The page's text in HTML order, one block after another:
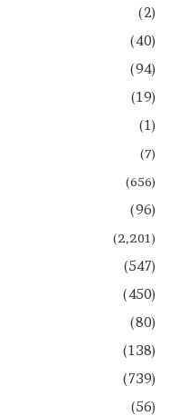
(2)
(40)
(94)
(19)
(1)
(7)
(656)
(96)
(2,201)
(547)
(450)
(80)
(138)
(739)
(56)